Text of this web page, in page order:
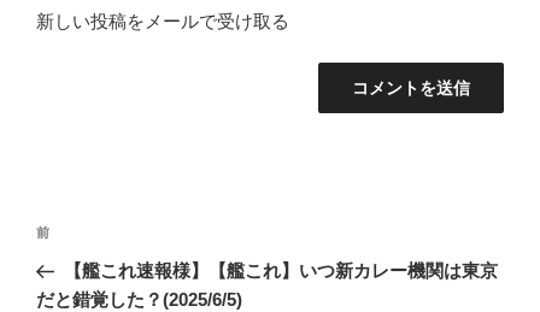
新しい投稿をメールで受け取る
投
ナ
前
の
投
前
【艦これ速報様】【艦これ】いつ新カレー機関は東京
だと錯覚した？(2025/6/5)